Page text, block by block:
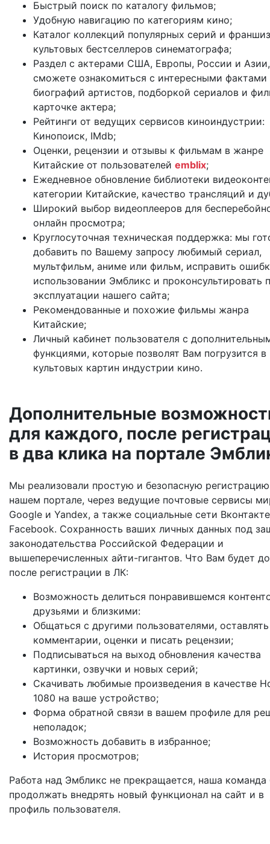
Быстрый поиск по каталогу фильмов;
Удобную навигацию по категориям кино;
Каталог коллекций популярных серий и франшиз
культовых бестселлеров синематографа;
Раздел с актерами США, Европы, России и
сможете ознакомиться с интересными фактами
биографий артистов, подборкой сериалов и
карточке актера;
Рейтинги от ведущих сервисов киноиндустрии:
Кинопоиск, IMdb;
Оценки, рецензии и отзывы к фильмам в жанре
Китайские от пользователей emblix;
Ежедневное обновление библиотеки
категории Китайские, качество трансляций и
Широкий выбор видеоплееров для
онлайн просмотра;
Круглосуточная техническая поддержка: мы
добавить по Вашему запросу любимый сериал,
мультфильм, аниме или фильм, исправить
использовании Эмбликc и проконсультировать
эксплуатации нашего сайта;
Рекомендованные и похожие фильмы жанра
Китайские;
Личный кабинет пользователя с
функциями, которые позволят Вам погрузится
культовых картин индустрии кино.
Дополнительные
для каждого, после
в два клика на портале
Мы реализовали простую и безопасную
нашем портале, через ведущие почтовые сервисы
Google и Yandex, а также социальные сети
Facebook. Сохранность ваших личных данных под
законодательства Российской Федерации и
вышеперечисленных айти-гигантов. Что Вам будет
после регистрации в ЛК:
Возможность делиться понравившемся
друзьями и близкими:
Общаться с другими пользователями, оставлять
комментарии, оценки и писать рецензии;
Подписываться на выход обновления качества
картинки, озвучки и новых серий;
Скачивать любимые произведения в качестве
1080 на ваше устройство;
Форма обратной связи в вашем профиле для
неполадок;
Возможность добавить в избранное;
История просмотров;
Работа над Эмбликс не прекращается, наша команда
продолжать внедрять новый функционал на сайт и в
профиль пользователя.